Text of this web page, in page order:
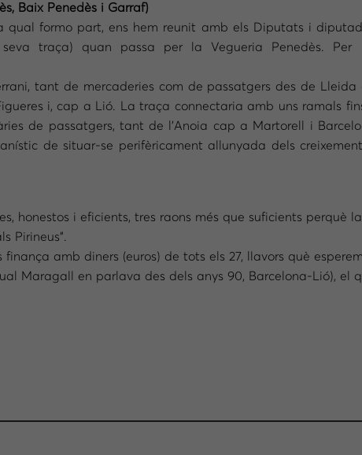
Baix Penedès i Garraf)
la qual formo part, ens hem reunit amb els Diputats i
traça) quan passa per la Vegueria Penedès. Per
tant de mercaderies com de passatgers des de
i, cap a Lió. La traça connectaria amb uns ramals
de passatgers, tant de l’Anoia cap a Martorell i
de situar-se perifèricament allunyada dels
honestos i eficients, tres raons més que suficients perquè
Pirineus”.
amb diners (euros) de tots els 27, llavors què
Maragall en parlava des dels anys 90, Barcelona-Lió), el